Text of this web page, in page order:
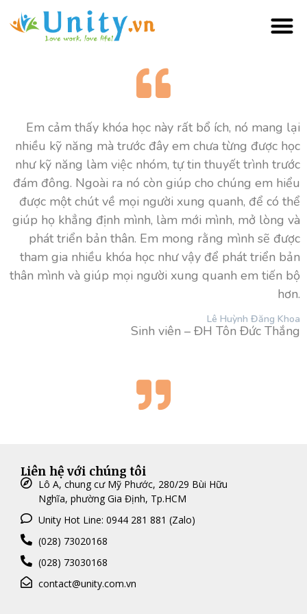
Em cảm thấy khóa học này rất bổ ích, nó mang lại
nhiều kỹ năng mà trước đây em chưa từng được học
như kỹ năng làm việc nhóm, tự tin thuyết trình trước
đám đông. Ngoài ra nó còn giúp cho chúng em hiểu
được một chút về mọi người xung quanh, để có thể
giúp họ khẳng định mình, làm mới mình, mở lòng và
phát triển bản thân. Em mong rằng mình sẽ được
tham gia nhiều khóa học như vậy để phát triển bản
thân mình và giúp mọi người xung quanh em tiến bộ
hơn.
Sinh viên – ĐH Tôn Đức Thắng
Lê Huỳnh Đăng Khoa
Liên hệ với chúng tôi
Lô A, chung cư Mỹ Phước, 280/29 Bùi Hữu
Nghĩa, phường Gia Định, Tp.HCM
Unity Hot Line: 0944 281 881 (Zalo)
(028) 73020168
(028) 73030168
contact@unity.com.vn